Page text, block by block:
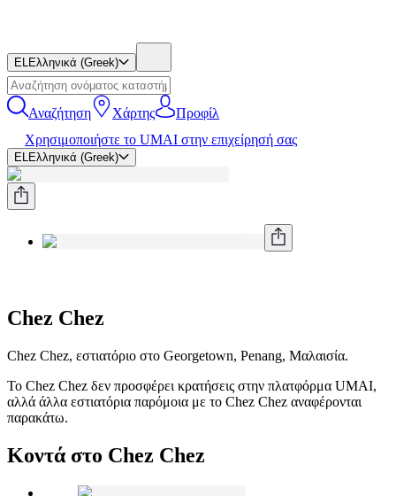
ELΕλληνικά (Greek)
Αναζήτηση Χάρτης
Προφίλ
Χρησιμοποιήστε το UMAI στην επιχείρησή σας
ELΕλληνικά (Greek)
Chez Chez
Chez Chez, εστιατόριο στο Georgetown, Penang, Μαλαισία.
Το Chez Chez δεν προσφέρει κρατήσεις στην πλατφόρμα UMAI,
αλλά άλλα εστιατόρια παρόμοια με το Chez Chez αναφέρονται
παρακάτω.
Κοντά στο Chez Chez